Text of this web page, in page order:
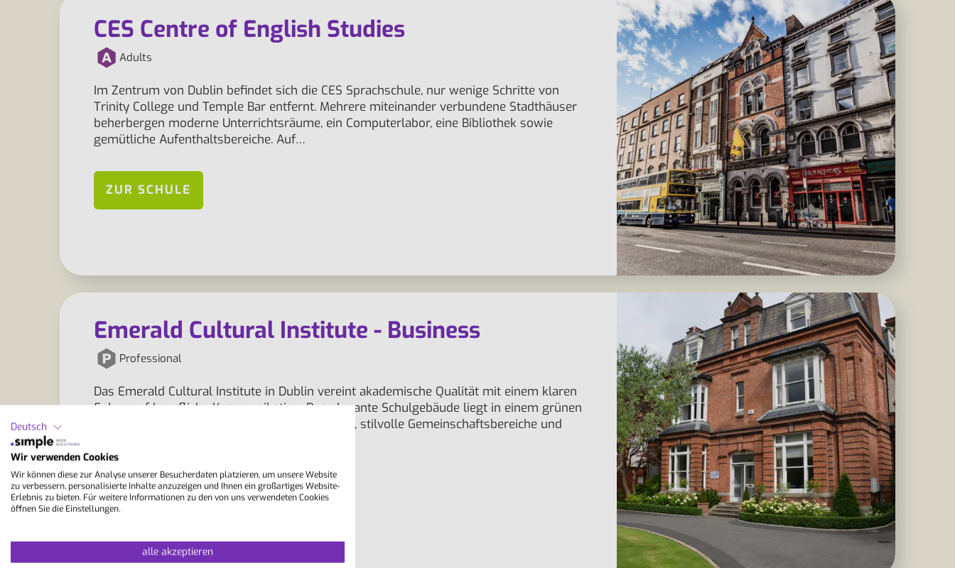
CES Centre of English Studies
Adults
Im Zentrum von Dublin befindet sich die CES Sprachschule, nur wenige Schritte von
Trinity College und Temple Bar entfernt. Mehrere miteinander verbundene Stadthäuser
beherbergen moderne Unterrichtsräume, ein Computerlabor, eine Bibliothek sowie
gemütliche Aufenthaltsbereiche. Auf…
ZUR SCHULE
Emerald Cultural Institute - Business
Professional
Das Emerald Cultural Institute in Dublin vereint akademische Qualität mit einem klaren
Fokus auf berufliche Kommunikation. Das elegante Schulgebäude liegt in einem grünen
Stadtviertel und bietet moderne Klassenräume, stilvolle Gemeinschaftsbereiche und
ZUR SCHULE
Deutsch
Wir verwenden Cookies
Wir können diese zur Analyse unserer Besucherdaten platzieren, um unsere Website
zu verbessern, personalisierte Inhalte anzuzeigen und Ihnen ein großartiges Website-
Erlebnis zu bieten. Für weitere Informationen zu den von uns verwendeten Cookies
öffnen Sie die Einstellungen.
alle akzeptieren